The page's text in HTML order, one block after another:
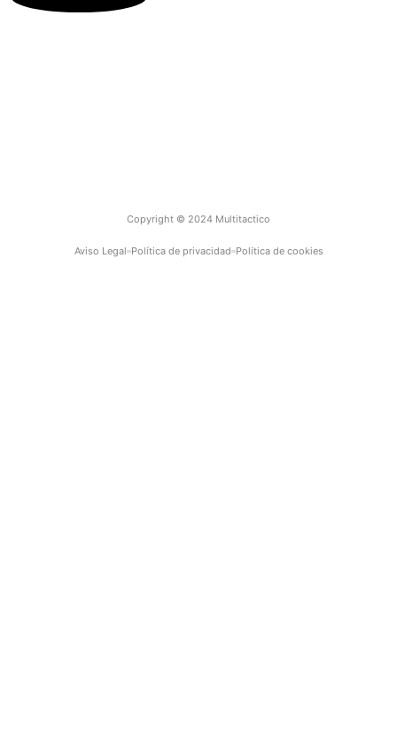
Copyright © 2024 Multitactico
Aviso Legal Política de privacidad Política de cookies